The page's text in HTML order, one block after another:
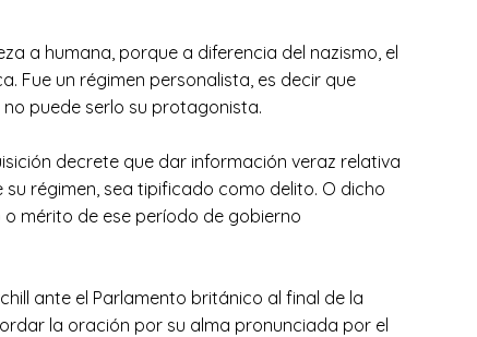
a humana, porque a diferencia del nazismo, el
Fue un régimen personalista, es decir que
puede serlo su protagonista.
decrete que dar información veraz relativa
régimen, sea tipificado como delito. O dicho
mérito de ese período de gobierno
ante el Parlamento británico al final de la
la oración por su alma pronunciada por el